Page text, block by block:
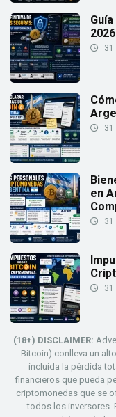
31
31
en
31
31
(18+) DISCLAIMER:
Bitcoin) conlleva un
incluida la pérdida
financieros que pueda
criptomonedas que se
todos los inversores.